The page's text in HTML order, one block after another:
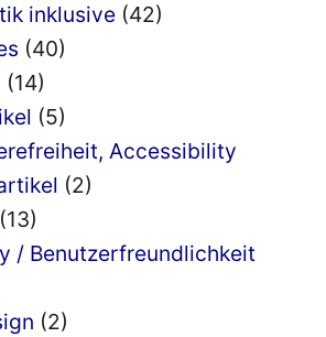
inklusive (42)
(40)
(14)
(5)
Accessibility
(2)
(13)
/ Benutzerfreundlichkeit
(2)